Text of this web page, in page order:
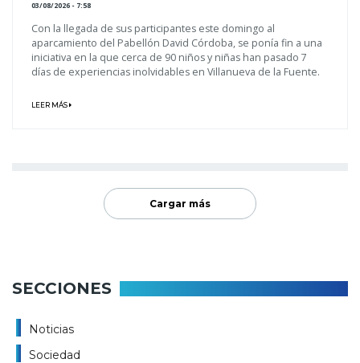
03/08/2026 - 7:58
Con la llegada de sus participantes este domingo al
aparcamiento del Pabellón David Córdoba, se ponía fin a una
iniciativa en la que cerca de 90 niños y niñas han pasado 7
días de experiencias inolvidables en Villanueva de la Fuente.
LEER MÁS
Cargar más
SECCIONES
Noticias
Sociedad